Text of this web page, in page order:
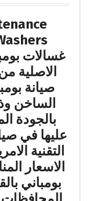
غسالات
الاصلية
صيانة
الساخن
بالجودة
عليها في
التقنية
الاسعار
بومباني